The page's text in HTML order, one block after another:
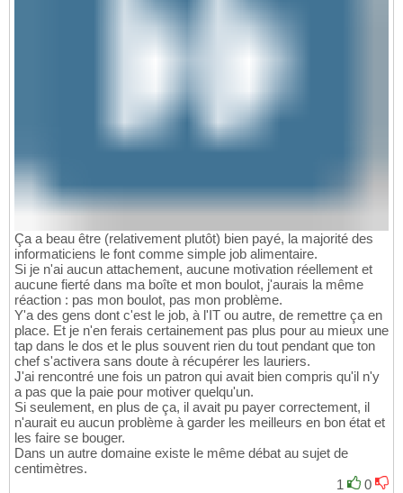
Ça a beau être (relativement plutôt) bien payé, la majorité des
informaticiens le font comme simple job alimentaire.
Si je n'ai aucun attachement, aucune motivation réellement et
aucune fierté dans ma boîte et mon boulot, j'aurais la même
réaction : pas mon boulot, pas mon problème.
Y'a des gens dont c'est le job, à l'IT ou autre, de remettre ça en
place. Et je n'en ferais certainement pas plus pour au mieux une
tap dans le dos et le plus souvent rien du tout pendant que ton
chef s'activera sans doute à récupérer les lauriers.
J'ai rencontré une fois un patron qui avait bien compris qu'il n'y
a pas que la paie pour motiver quelqu'un.
Si seulement, en plus de ça, il avait pu payer correctement, il
n'aurait eu aucun problème à garder les meilleurs en bon état et
les faire se bouger.
Dans un autre domaine existe le même débat au sujet de
centimètres.
1
0